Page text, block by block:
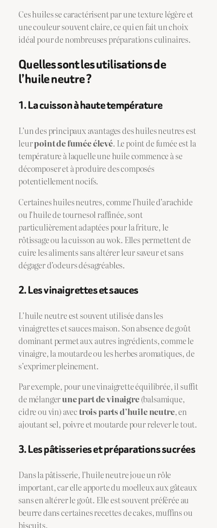
Ces huiles se caractérisent par une texture légère et
une couleur souvent claire, ce qui en fait un choix
idéal pour de nombreuses préparations culinaires.
Quelles sont les utilisations de
l’huile neutre ?
1. La cuisson à haute température
L’un des principaux avantages des huiles neutres est
leurpoint de fumée élevé. Le point de fumée est la
température à laquelle une huile commence à se
décomposer et à produire des composés
potentiellement nocifs.
Certaines huiles neutres, comme l’huile d’arachide
ou l’huile de tournesol raffinée, sont
particulièrement adaptées pour la friture, le
rôtissage ou la cuisson au wok. Elles permettent de
cuire les aliments sans altérer leur saveur et sans
dégager d’odeurs désagréables.
2. Les vinaigrettes et sauces
L’huile neutre est souvent utilisée dans les
vinaigrettes et sauces maison. Son absence de goût
dominant permet aux autres ingrédients, comme le
vinaigre, la moutarde ou les herbes aromatiques, de
s’exprimer pleinement.
Par exemple, pour une vinaigrette équilibrée, il suffit
de mélangerune part de vinaigre(balsamique,
cidre ou vin) avec trois parts d’huile neutre, en
ajoutant sel, poivre et moutarde pour relever le tout.
3. Les pâtisseries et préparations sucrées
Dans la pâtisserie, l’huile neutre joue un rôle
important, car elle apporte du moelleux aux gâteaux
sans en altérer le goût. Elle est souvent préférée au
beurre dans certaines recettes de cakes, muffins ou
biscuits.